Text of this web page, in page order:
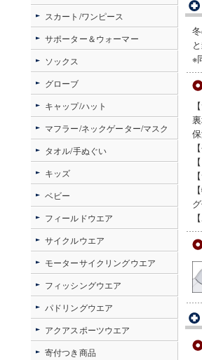
※
スカート/ワンピース
サポーター＆ウォーマー
ソックス
グローブ
キャップ/ハット
マフラー/ネックゲーター/マスク
タオル/手ぬぐい
キッズ
ベビー
フィールドウエア
サイクルウエア
モーターサイクリングウエア
フィッシングウエア
パドリングウエア
アクアスポーツウエア
寄付つき商品